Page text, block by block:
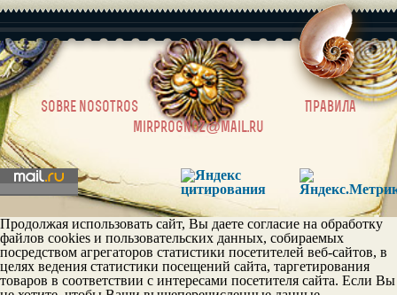
sobre nosotros |
Правила
mirprognoz@mail.ru
Продолжая использовать сайт, Вы даете согласие на обработку
файлов cookies и пользовательских данных, собираемых
посредством агрегаторов статистики посетителей веб-сайтов, в
целях ведения статистики посещений сайта, таргетирования
товаров в соответствии с интересами посетителя сайта. Если Вы